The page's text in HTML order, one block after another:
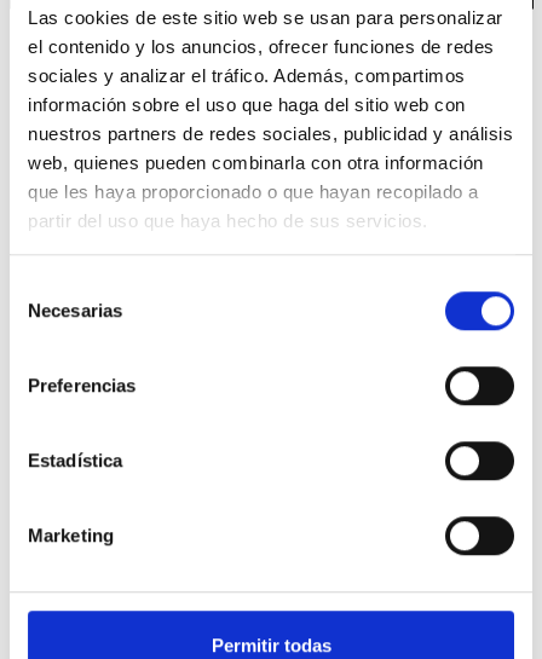
Las cookies de este sitio web se usan para personalizar
el contenido y los anuncios, ofrecer funciones de redes
sociales y analizar el tráfico. Además, compartimos
información sobre el uso que haga del sitio web con
nuestros partners de redes sociales, publicidad y análisis
web, quienes pueden combinarla con otra información
que les haya proporcionado o que hayan recopilado a
partir del uso que haya hecho de sus servicios.
Necesarias
Preferencias
Estadística
Marketing
Permitir todas
Ponemos a tu disposición todos nuestros canales
de comunicación.
Contáctanos para resolver tus dudas, También puedes
seguirnos en redes sociales con el hashtag#Foodsat
Correo electrónico
web@foodsat.es
Teléfono de contacto
Síguenos en Redes Sociales